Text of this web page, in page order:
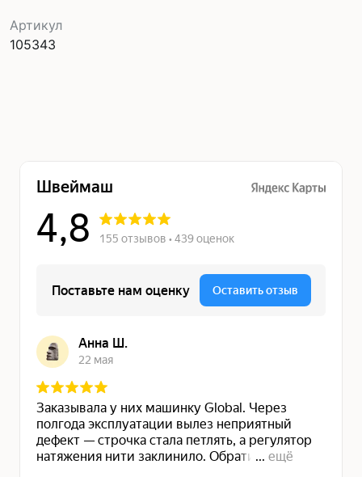
Артикул
105343